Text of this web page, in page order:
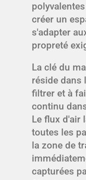
créer un
s'adapter
propreté
La clé du
réside dans
filtrer et à
continu
Le flux d'air
toutes les
la zone de
capturées